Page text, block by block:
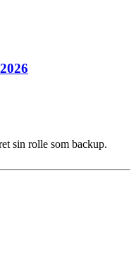
sin rolle som backup.